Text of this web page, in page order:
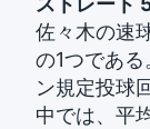
佐々木の速
の1つであ
ン規定投球
中では、平